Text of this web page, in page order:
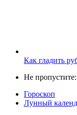
Как гладить
Не пропустите:
Гороскоп
Лунный